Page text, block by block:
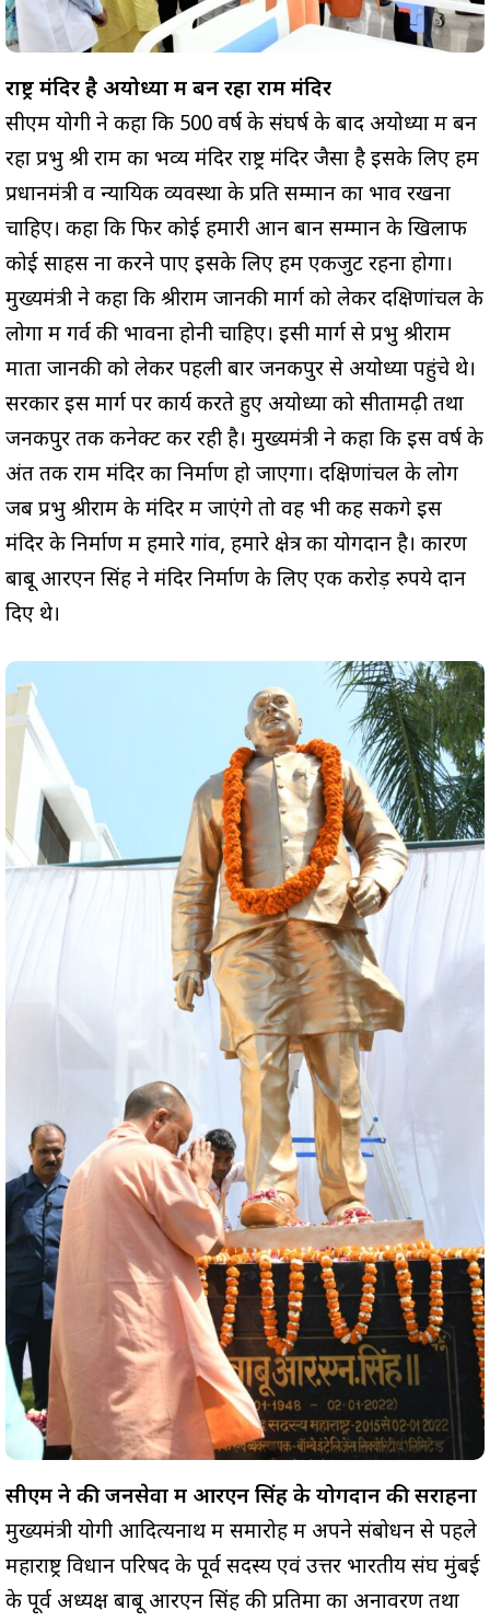
राष्ट्र मंदिर है अयोध्या में बन रहा राम मंदिर
सीएम योगी ने कहा कि 500 वर्ष के संघर्ष के बाद अयोध्या में बन
रहा प्रभु श्री राम का भव्य मंदिर राष्ट्र मंदिर जैसा है इसके लिए हमें
प्रधानमंत्री व न्यायिक व्यवस्था के प्रति सम्मान का भाव रखना
चाहिए। कहा कि फिर कोई हमारी आन बान सम्मान के खिलाफ
कोई साहस ना करने पाए इसके लिए हमें एकजुट रहना होगा।
मुख्यमंत्री ने कहा कि श्रीराम जानकी मार्ग को लेकर दक्षिणांचल के
लोगों में गर्व की भावना होनी चाहिए। इसी मार्ग से प्रभु श्रीराम
माता जानकी को लेकर पहली बार जनकपुर से अयोध्या पहुंचे थे।
सरकार इस मार्ग पर कार्य करते हुए अयोध्या को सीतामढ़ी तथा
जनकपुर तक कनेक्ट कर रही है। मुख्यमंत्री ने कहा कि इस वर्ष के
अंत तक राम मंदिर का निर्माण हो जाएगा। दक्षिणांचल के लोग
जब प्रभु श्रीराम के मंदिर में जाएंगे तो वह भी कह सकेंगे इस
मंदिर के निर्माण में हमारे गांव, हमारे क्षेत्र का योगदान है। कारण
बाबू आरएन सिंह ने मंदिर निर्माण के लिए एक करोड़ रुपये दान
दिए थे।
सीएम ने की जनसेवा में आरएन सिंह के योगदान की सराहना
मुख्यमंत्री योगी आदित्यनाथ में समारोह में अपने संबोधन से पहले
महाराष्ट्र विधान परिषद के पूर्व सदस्य एवं उत्तर भारतीय संघ मुंबई
के पूर्व अध्यक्ष बाबू आरएन सिंह की प्रतिमा का अनावरण तथा